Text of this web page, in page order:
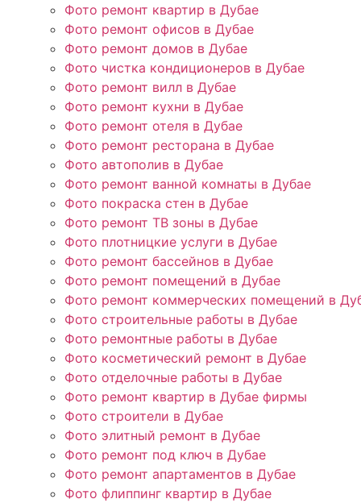
Фото ремонт квартир в Дубае
Фото ремонт офисов в Дубае
Фото ремонт домов в Дубае
Фото чистка кондиционеров в Дубае
Фото ремонт вилл в Дубае
Фото ремонт кухни в Дубае
Фото ремонт отеля в Дубае
Фото ремонт ресторана в Дубае
Фото автополив в Дубае
Фото ремонт ванной комнаты в Дубае
Фото покраска стен в Дубае
Фото ремонт ТВ зоны в Дубае
Фото плотницкие услуги в Дубае
Фото ремонт бассейнов в Дубае
Фото ремонт помещений в Дубае
Фото ремонт коммерческих помещений в
Фото строительные работы в Дубае
Фото ремонтные работы в Дубае
Фото косметический ремонт в Дубае
Фото отделочные работы в Дубае
Фото ремонт квартир в Дубае фирмы
Фото строители в Дубае
Фото элитный ремонт в Дубае
Фото ремонт под ключ в Дубае
Фото ремонт апартаментов в Дубае
Фото флиппинг квартир в Дубае